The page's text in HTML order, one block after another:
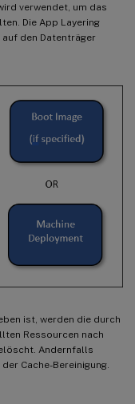
verwendet, um das
Die App Layering
den Datenträger
ist, werden die durch
Ressourcen nach
Andernfalls
Cache-Bereinigung.